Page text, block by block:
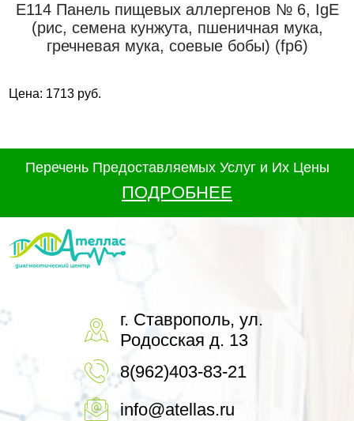
Е114 Панель пищевых аллергенов № 6, IgE
(рис, семена кунжута, пшеничная мука,
гречневая мука, соевые бобы) (fp6)
Цена: 1713 руб.
Перечень Предоставляемых Услуг и Их Цены
ПОДРОБНЕЕ
г. Ставрополь, ул.
Родосская д. 13
8(962)403-83-21
info@atellas.ru